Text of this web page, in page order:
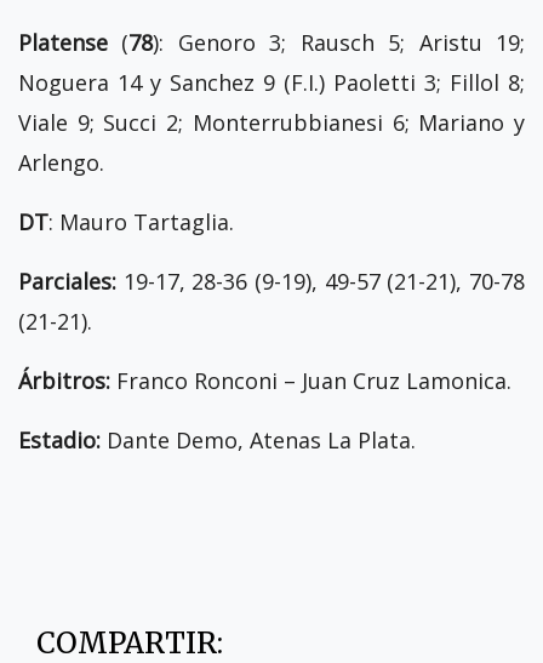
Platense (78): Genoro 3; Rausch 5; Aristu 19;
Noguera 14 y Sanchez 9 (F.I.) Paoletti 3; Fillol 8;
Viale 9; Succi 2; Monterrubbianesi 6; Mariano y
Arlengo.
DT: Mauro Tartaglia.
Parciales: 19-17, 28-36 (9-19), 49-57 (21-21), 70-78
(21-21).
Árbitros: Franco Ronconi – Juan Cruz Lamonica.
Estadio: Dante Demo, Atenas La Plata.
COMPARTIR: